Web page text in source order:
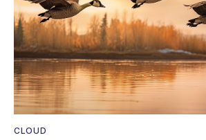
CLOUD